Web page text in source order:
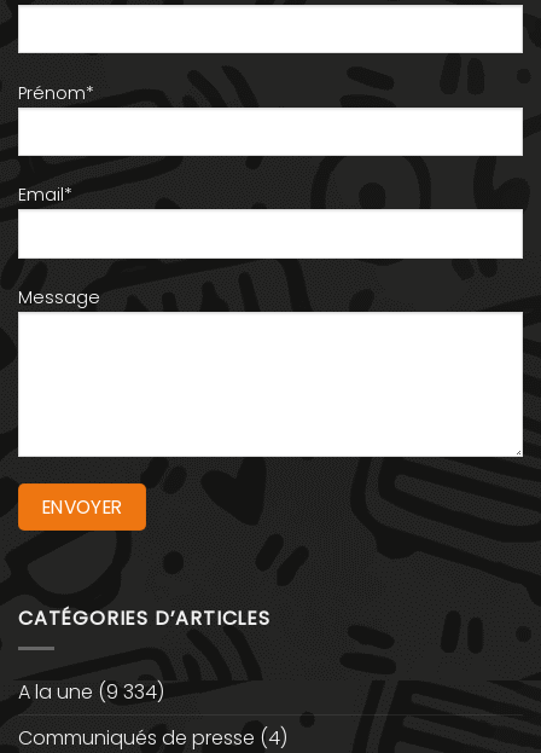
Prénom*
Email*
Message
CATÉGORIES D’ARTICLES
A la une (9 334)
Communiqués de presse (4)